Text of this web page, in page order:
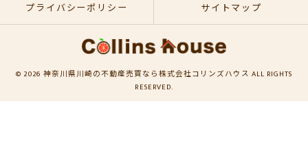
プライバシーポリシー サイトマップ
© 2026 神奈川県川崎の不動産売買なら株式会社コリンズハウス ALL RIGHTS
RESERVED.